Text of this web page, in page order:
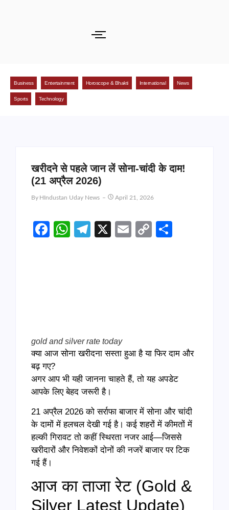
Business Entertainment Horoscope & Bhakti International News
Sports Technology
खरीदने से पहले जान लें सोना-चांदी के दाम!
(21 अप्रैल 2026)
By HIndustan Uday News April 21, 2026
Facebook
WhatsApp
Telegram
X EmailCopy
gold and silver rate today
क्या आज सोना खरीदना सस्ता हुआ है या फिर दाम और
बढ़ गए?
अगर आप भी यही जानना चाहते हैं, तो यह अपडेट
आपके लिए बेहद जरूरी है।
21 अप्रैल 2026 को सर्राफा बाजार में सोना और चांदी
के दामों में हलचल देखी गई है। कई शहरों में कीमतों में
हल्की गिरावट तो कहीं स्थिरता नजर आई—जिससे
खरीदारों और निवेशकों दोनों की नजरें बाजार पर टिक
गई हैं।
आज का ताजा रेट (Gold &
Silver Latest Update)